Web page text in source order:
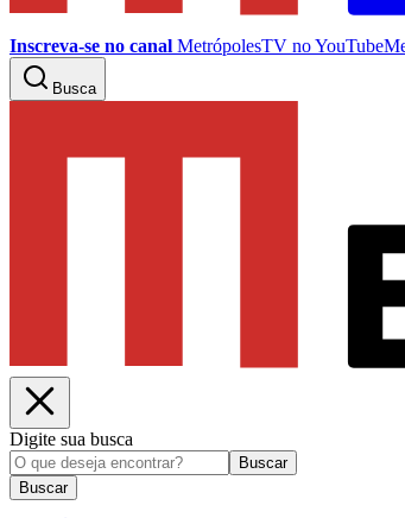
Inscreva-se no canal MetrópolesTV noYouTube
Busca
Digite sua busca
Buscar
Buscar